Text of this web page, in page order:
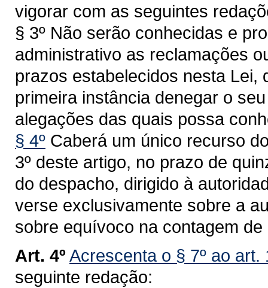
vigorar com as seguintes
§ 3º Não serão conhecidas e
administrativo as reclamações
prazos estabelecidos nesta Lei,
primeira instância denegar o
alegações das quais possa
§ 4º Caberá um único recurso
3º deste artigo, no prazo de
do despacho, dirigido à
verse exclusivamente sobre a
sobre equívoco na contagem de
Art. 4º Acrescenta o § 7º ao art.
seguinte redação: